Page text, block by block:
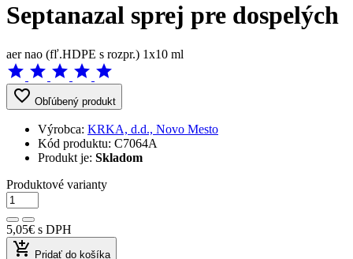
Septanazal sprej pre dospelých
aer nao (fľ.HDPE s rozpr.) 1x10 ml
star star star star star
favorite_border Obľúbený produkt
Výrobca: KRKA, d.d., Novo Mesto
Kód produktu: C7064A
Produkt je: Skladom
Produktové varianty
5,05€ s DPH
add_shopping_cart Pridať do košíka